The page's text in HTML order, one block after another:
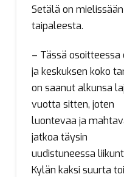
Setälä on
taipaleesta.
– Tässä
ja keskuksen koko
on saanut alkunsa
vuotta sitten, joten
luontevaa ja
jatkoa täysin
uudistuneessa
Kylän kaksi suurta